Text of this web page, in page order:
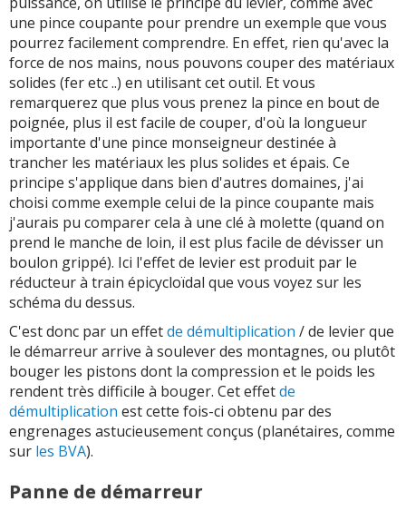
une pince coupante pour prendre un exemple que vous
pourrez facilement comprendre. En effet, rien qu'avec la
force de nos mains, nous pouvons couper des matériaux
solides (fer etc ..) en utilisant cet outil. Et vous
remarquerez que plus vous prenez la pince en bout de
poignée, plus il est facile de couper, d'où la longueur
importante d'une pince monseigneur destinée à
trancher les matériaux les plus solides et épais. Ce
principe s'applique dans bien d'autres domaines, j'ai
choisi comme exemple celui de la pince coupante mais
j'aurais pu comparer cela à une clé à molette (quand on
prend le manche de loin, il est plus facile de dévisser un
boulon grippé). Ici l'effet de levier est produit par le
réducteur à train épicycloïdal que vous voyez sur les
schéma du dessus.
C'est donc par un effetde démultiplication / de levier que
le démarreur arrive à soulever des montagnes, ou plutôt
bouger les pistons dont la compression et le poids les
rendent très difficile à bouger. Cet effetde
démultiplication est cette fois-ci obtenu par des
engrenages astucieusement conçus (planétaires, comme
sur les BVA).
Panne de démarreur